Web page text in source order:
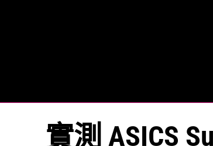
實測 ASICS